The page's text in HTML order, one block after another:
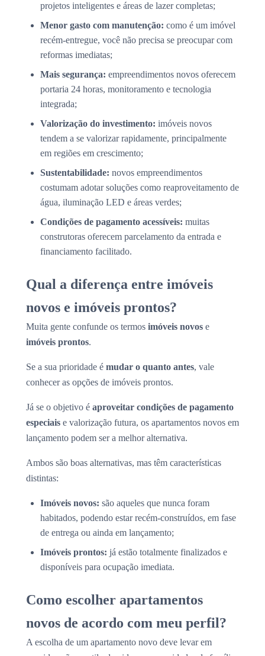
projetos inteligentes e áreas de lazer completas;
Menor gasto com manutenção: como é um imóvel
recém-entregue, você não precisa se preocupar com
reformas imediatas;
Mais segurança: empreendimentos novos oferecem
portaria 24 horas, monitoramento e tecnologia
integrada;
Valorização do investimento: imóveis novos
tendem a se valorizar rapidamente, principalmente
em regiões em crescimento;
Sustentabilidade: novos empreendimentos
costumam adotar soluções como reaproveitamento de
água, iluminação LED e áreas verdes;
Condições de pagamento acessíveis: muitas
construtoras oferecem parcelamento da entrada e
financiamento facilitado.
Qual a diferença entre imóveis
novos e imóveis prontos?
Muita gente confunde os termos imóveis novos e
imóveis prontos.
Se a sua prioridade é mudar o quanto antes, vale
conhecer as opções de imóveis prontos.
Já se o objetivo é aproveitar condições de pagamento
especiais e valorização futura, os apartamentos novos em
lançamento podem ser a melhor alternativa.
Ambos são boas alternativas, mas têm características
distintas:
Imóveis novos: são aqueles que nunca foram
habitados, podendo estar recém-construídos, em fase
de entrega ou ainda em lançamento;
Imóveis prontos: já estão totalmente finalizados e
disponíveis para ocupação imediata.
Como escolher apartamentos
novos de acordo com meu perfil?
A escolha de um apartamento novo deve levar em